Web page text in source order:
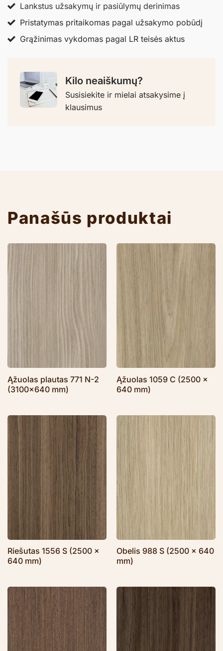
Lankstus užsakymų ir pasiūlymų derinimas
Pristatymas pritaikomas pagal užsakymo pobūdį
Grąžinimas vykdomas pagal LR teisės aktus
Kilo neaiškumų?
Susisiekite ir mielai atsakysime į
klausimus
Panašūs produktai
Ąžuolas plautas 771 N-2
(3100×640 mm)
Ąžuolas 1059 C (2500 x
640 mm)
Riešutas 1556 S (2500 x
640 mm)
Obelis 988 S (2500 x 640
mm)